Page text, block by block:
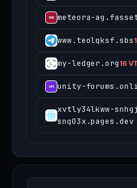
meteora-
www.teolqksf.sbs
my-ledger.org16 VT
unity-
xvtly34lkww-
snq03x.pages.dev